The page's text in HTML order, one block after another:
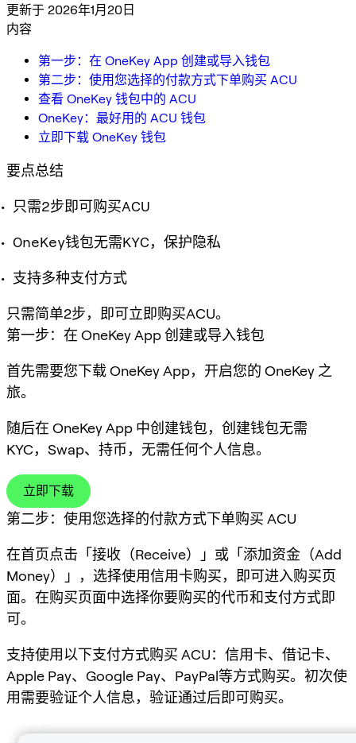
更新于 2026年1月20日
内容
第一步：在 OneKey App 创建或导入钱包
第二步：使用您选择的付款方式下单购买 ACU
查看 OneKey 钱包中的 ACU
OneKey：最好用的 ACU 钱包
立即下载 OneKey 钱包
要点总结
只需2步即可购买ACU
OneKey钱包无需KYC，保护隐私
支持多种支付方式
只需简单2步，即可立即购买ACU。
第一步：在 OneKey App 创建或导入钱包
首先需要您下载 OneKey App，开启您的 OneKey 之
旅。
随后在 OneKey App 中创建钱包，创建钱包无需
KYC，Swap、持币，无需任何个人信息。
立即下载
第二步：使用您选择的付款方式下单购买 ACU
在首页点击「接收（Receive）」或「添加资金（Add
Money）」，选择使用信用卡购买，即可进入购买页
面。在购买页面中选择你要购买的代币和支付方式即
可。
支持使用以下支付方式购买 ACU：信用卡、借记卡、
Apple Pay、Google Pay、PayPal等方式购买。初次使
用需要验证个人信息，验证通过后即可购买。